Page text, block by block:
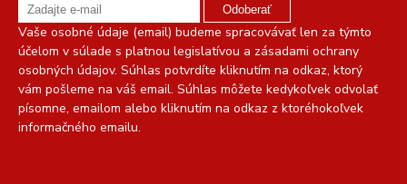
Odoberať
Vaše osobné údaje (email) budeme spracovávať len za týmto
účelom v súlade s platnou legislatívou a zásadami ochrany
osobných údajov. Súhlas potvrdíte kliknutím na odkaz, ktorý
vám pošleme na váš email. Súhlas môžete kedykoľvek odvolať
písomne, emailom alebo kliknutím na odkaz z ktoréhokoľvek
informačného emailu.